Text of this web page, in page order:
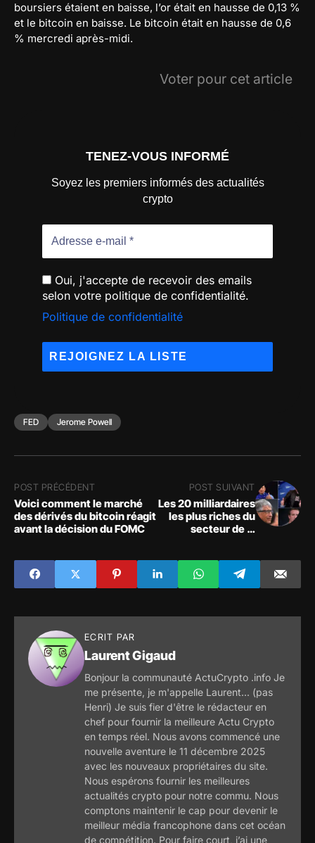
boursiers étaient en baisse, l’or était en hausse de 0,13 %
et le bitcoin en baisse. Le bitcoin était en hausse de 0,6
% mercredi après-midi.
Voter pour cet article
TENEZ-VOUS INFORMÉ
Soyez les premiers informés des actualités
crypto
Oui, j'accepte de recevoir des emails
selon votre politique de confidentialité.
Politique de confidentialité
FED Jerome Powell
POST PRÉCÉDENT
Voici comment le marché
des dérivés du bitcoin réagit
avant la décision du FOMC
POST SUIVANT
Les 20 milliardaires
les plus riches du
secteur de la
milliards de dollars
ECRIT PAR
Laurent Gigaud
Bonjour la communauté ActuCrypto .info Je
me présente, je m'appelle Laurent... (pas
Henri) Je suis fier d'être le rédacteur en
chef pour fournir la meilleure Actu Crypto
en temps réel. Nous avons commencé une
nouvelle aventure le 11 décembre 2025
avec les nouveaux propriétaires du site.
Nous espérons fournir les meilleures
actualités crypto pour notre commu. Nous
comptons maintenir le cap pour devenir le
meilleur média francophone dans cet océan
de compétition. Pour faire court, j’ai une